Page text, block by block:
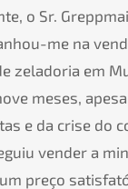
o Sr.
me na
zelado­ria em
meses,
e da crise do
vender a
preço